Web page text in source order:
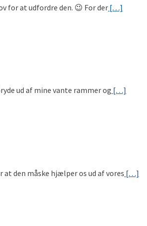
for at udfordre den. 😉 For der […]
ud af mine vante rammer og […]
at den måske hjælper os ud af vores […]